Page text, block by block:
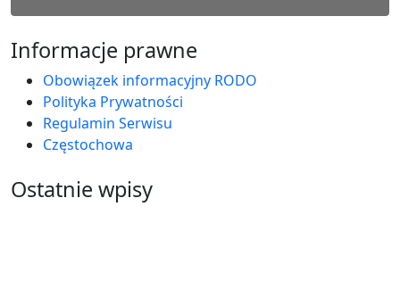
Informacje prawne
Obowiązek informacyjny RODO
Polityka Prywatności
Regulamin Serwisu
Częstochowa
Ostatnie wpisy